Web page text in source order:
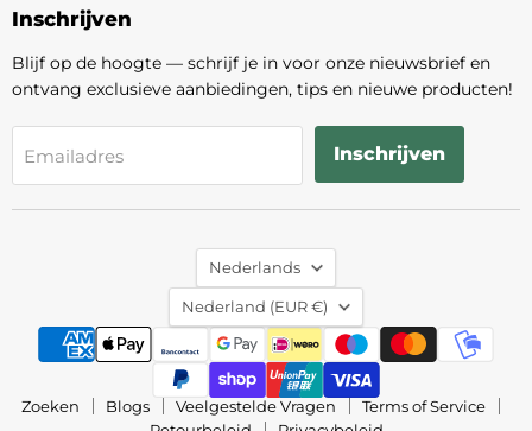
Inschrijven
Blijf op de hoogte — schrijf je in voor onze nieuwsbrief en
ontvang exclusieve aanbiedingen, tips en nieuwe producten!
Emailadres Inschrijven
Taal
Nederlands
Land
Nederland (EUR €)
Zoeken Blogs Veelgestelde Vragen
Terms of Service